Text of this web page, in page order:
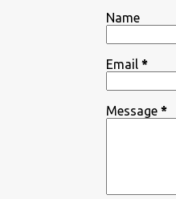
Name
Email *
Message *